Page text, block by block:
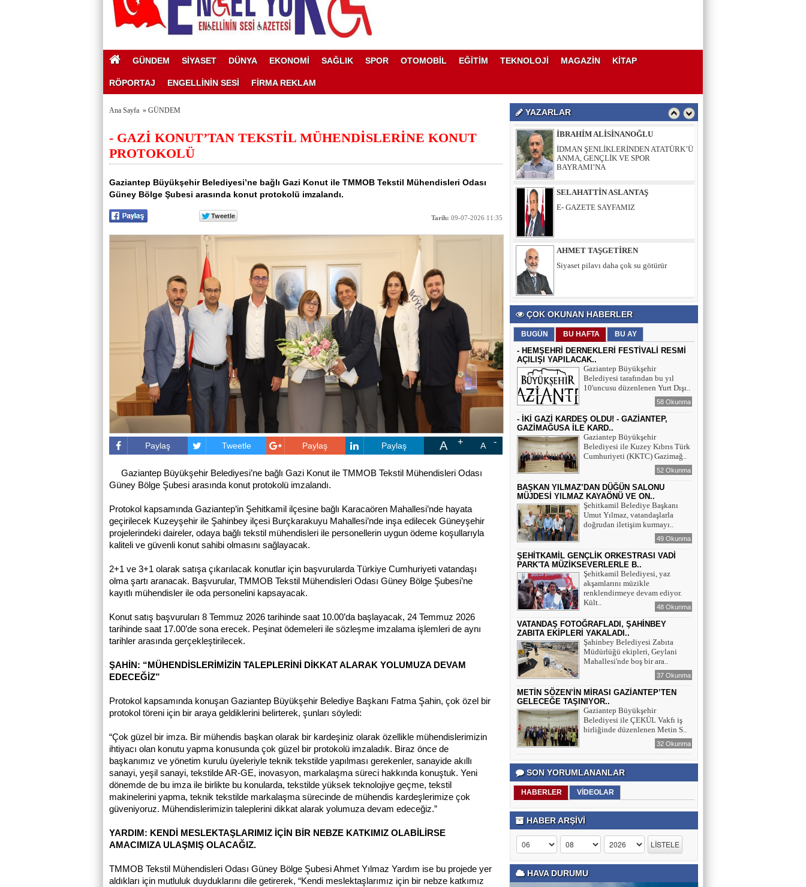
GÜNDEM SİYASET DÜNYA EKONOMİ SAĞLIK SPOR OTOMOBİL EĞİTİM TEKNOLOJİ MAGAZİN KİTAP
RÖPORTAJ ENGELLİNİN SESİ FİRMA REKLAM
Ana Sayfa » GÜNDEM
- GAZİ KONUT’TAN TEKSTİL MÜHENDİSLERİNE KONUT
PROTOKOLÜ
Gaziantep Büyükşehir Belediyesi’ne bağlı Gazi Konut ile TMMOB Tekstil Mühendisleri Odası
Güney Bölge Şubesi arasında konut protokolü imzalandı.
Tarih: 09-07-2026 11:35
Paylaş Tweetle Paylaş Paylaş A A
Gaziantep Büyükşehir Belediyesi’ne bağlı Gazi Konut ile TMMOB Tekstil Mühendisleri Odası
Güney Bölge Şubesi arasında konut protokolü imzalandı.
Protokol kapsamında Gaziantep’in Şehitkamil ilçesine bağlı Karacaören Mahallesi’nde hayata
geçirilecek Kuzeyşehir ile Şahinbey ilçesi Burçkarakuyu Mahallesi’nde inşa edilecek Güneyşehir
projelerindeki daireler, odaya bağlı tekstil mühendisleri ile personellerin uygun ödeme koşullarıyla
kaliteli ve güvenli konut sahibi olmasını sağlayacak.
2+1 ve 3+1 olarak satışa çıkarılacak konutlar için başvurularda Türkiye Cumhuriyeti vatandaşı
olma şartı aranacak. Başvurular, TMMOB Tekstil Mühendisleri Odası Güney Bölge Şubesi’ne
kayıtlı mühendisler ile oda personelini kapsayacak.
Konut satış başvuruları 8 Temmuz 2026 tarihinde saat 10.00’da başlayacak, 24 Temmuz 2026
tarihinde saat 17.00’de sona erecek. Peşinat ödemeleri ile sözleşme imzalama işlemleri de aynı
tarihler arasında gerçekleştirilecek.
ŞAHİN: “MÜHENDİSLERİMİZİN TALEPLERİNİ DİKKAT ALARAK YOLUMUZA DEVAM
EDECEĞİZ”
Protokol kapsamında konuşan Gaziantep Büyükşehir Belediye Başkanı Fatma Şahin, çok özel bir
protokol töreni için bir araya geldiklerini belirterek, şunları söyledi:
“Çok güzel bir imza. Bir mühendis başkan olarak bir kardeşiniz olarak özellikle mühendislerimizin
ihtiyacı olan konutu yapma konusunda çok güzel bir protokolü imzaladık. Biraz önce de
başkanımız ve yönetim kurulu üyeleriyle teknik tekstilde yapılması gerekenler, sanayide akıllı
sanayi, yeşil sanayi, tekstilde AR-GE, inovasyon, markalaşma süreci hakkında konuştuk. Yeni
dönemde de bu imza ile birlikte bu konularda, tekstilde yüksek teknolojiye geçme, tekstil
makinelerini yapma, teknik tekstilde markalaşma sürecinde de mühendis kardeşlerimize çok
güveniyoruz. Mühendislerimizin taleplerini dikkat alarak yolumuza devam edeceğiz.”
YARDIM: KENDİ MESLEKTAŞLARIMIZ İÇİN BİR NEBZE KATKIMIZ OLABİLİRSE
AMACIMIZA ULAŞMIŞ OLACAĞIZ.
TMMOB Tekstil Mühendisleri Odası Güney Bölge Şubesi Ahmet Yılmaz Yardım ise bu projede yer
aldıkları için mutluluk duyduklarını dile getirerek, “Kendi meslektaşlarımız için bir nebze katkımız
YAZARLARBAYRAMI’NA
SELAHATTİN ASLANTAŞ
E- GAZETE SAYFAMIZ
AHMET TAŞGETİREN
Siyaset pilavı daha çok su götürür
İBRAHİM ALİSİNANOĞLU
İDMAN ŞENLİKLERİNDEN ATATÜRK’Ü
E- GAZETE SAYFAMIZ
ÇOK OKUNAN HABERLER
BUGÜN BU HAFTA BU AY
- HEMŞEHRİ DERNEKLERİ FESTİVALİ RESMİ
AÇILIŞI YAPILACAK..
Gaziantep Büyükşehir
Belediyesi tarafından bu yıl
10'uncusu düzenlenen Yurt Dışı..
58 Okunma
- İKİ GAZİ KARDEŞ OLDU! - GAZİANTEP,
GAZİMAĞUSA İLE KARD..
Gaziantep Büyükşehir
Belediyesi ile Kuzey Kıbrıs Türk
Cumhuriyeti (KKTC) Gazimağ..
52 Okunma
BAŞKAN YILMAZ’DAN DÜĞÜN SALONU
MÜJDESİ YILMAZ KAYAÖNÜ VE ON..
Şehitkamil Belediye Başkanı
Umut Yılmaz, vatandaşlarla
doğrudan iletişim kurmayı..
49 Okunma
ŞEHİTKAMİL GENÇLİK ORKESTRASI VADİ
PARK'TA MÜZİKSEVERLERLE B..
Şehitkamil Belediyesi, yaz
akşamlarını müzikle
renklendirmeye devam ediyor.
Kült..
48 Okunma
VATANDAŞ FOTOĞRAFLADI, ŞAHİNBEY
ZABITA EKİPLERİ YAKALADI..
Şahinbey Belediyesi Zabıta
Müdürlüğü ekipleri, Geylani
Mahallesi'nde boş bir ara..
37 Okunma
METİN SÖZEN’İN MİRASI GAZİANTEP’TEN
GELECEĞE TAŞINIYOR..
Gaziantep Büyükşehir
Belediyesi ile ÇEKÜL Vakfı iş
birliğinde düzenlenen Metin S..
32 Okunma
SON YORUMLANANLAR
HABERLER VİDEOLAR
HABER ARŞİVİ
HAVA DURUMU